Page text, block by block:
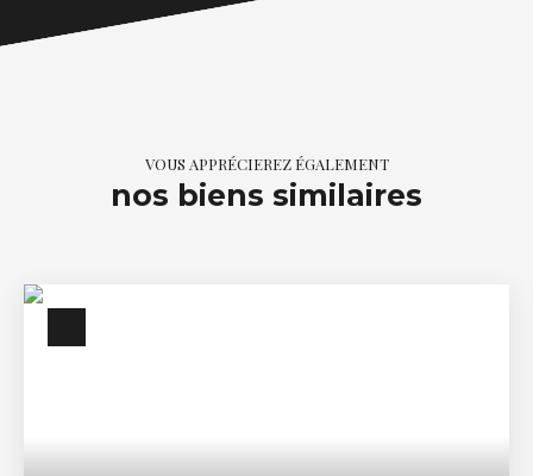
VOUS APPRÉCIEREZ ÉGALEMENT
nos biens similaires